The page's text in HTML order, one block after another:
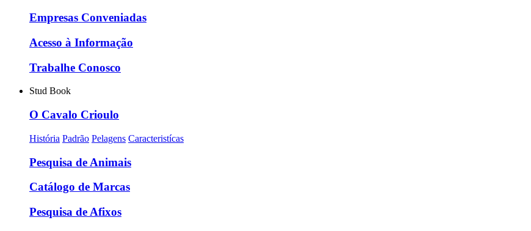
Empresas Conveniadas
Acesso à Informação
Trabalhe Conosco
Stud Book
O Cavalo Crioulo
História Padrão Pelagens Caracteristícas
Pesquisa de Animais
Catálogo de Marcas
Pesquisa de Afixos